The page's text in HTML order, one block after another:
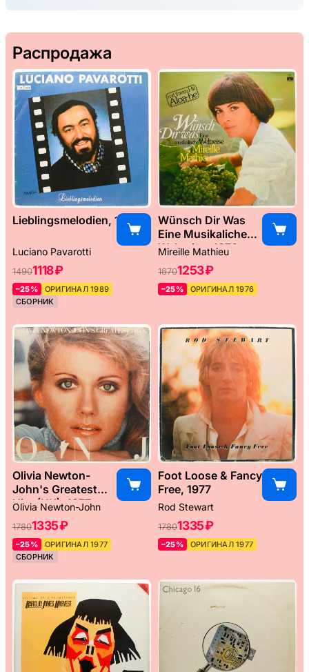
Распродажа
Lieblingsmelodien, 1989
Luciano Pavarotti
14901118 ₽
–25%
ОРИГИНАЛ 1989
СБОРНИК
Wünsch Dir Was
Eine Musikaliche
Weltreise, 1976
Mireille Mathieu
16701253 ₽
–25% ОРИГИНАЛ 1976
Olivia Newton-
John's Greatest
Hits (UK), 1977
Olivia Newton-John
17801335 ₽
–25%
ОРИГИНАЛ 1977
СБОРНИК
Foot Loose & Fancy
Free, 1977
Rod Stewart
17801335 ₽
–25% ОРИГИНАЛ 1977